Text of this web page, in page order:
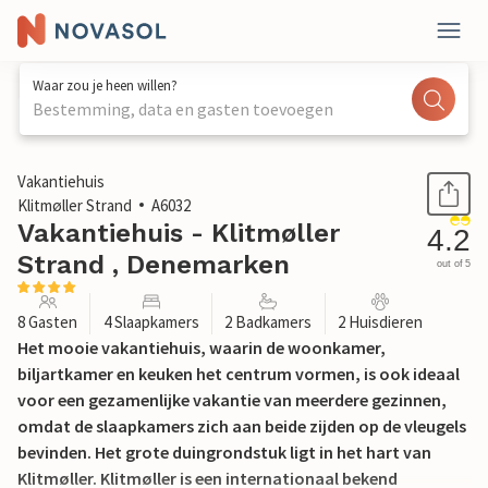
Waar zou je heen willen?
Bestemming, data en gasten toevoegen
1 / 17
Vakantiehuis
Klitmøller Strand
A6032
Vakantiehuis - Klitmøller
Strand , Denemarken
4.2
out of 5
8 Gasten 4 Slaapkamers 2 Badkamers 2 Huisdieren
Het mooie vakantiehuis, waarin de woonkamer,
biljartkamer en keuken het centrum vormen, is ook ideaal
voor een gezamenlijke vakantie van meerdere gezinnen,
omdat de slaapkamers zich aan beide zijden op de vleugels
bevinden. Het grote duingrondstuk ligt in het hart van
Klitmøller. Klitmøller is een internationaal bekend